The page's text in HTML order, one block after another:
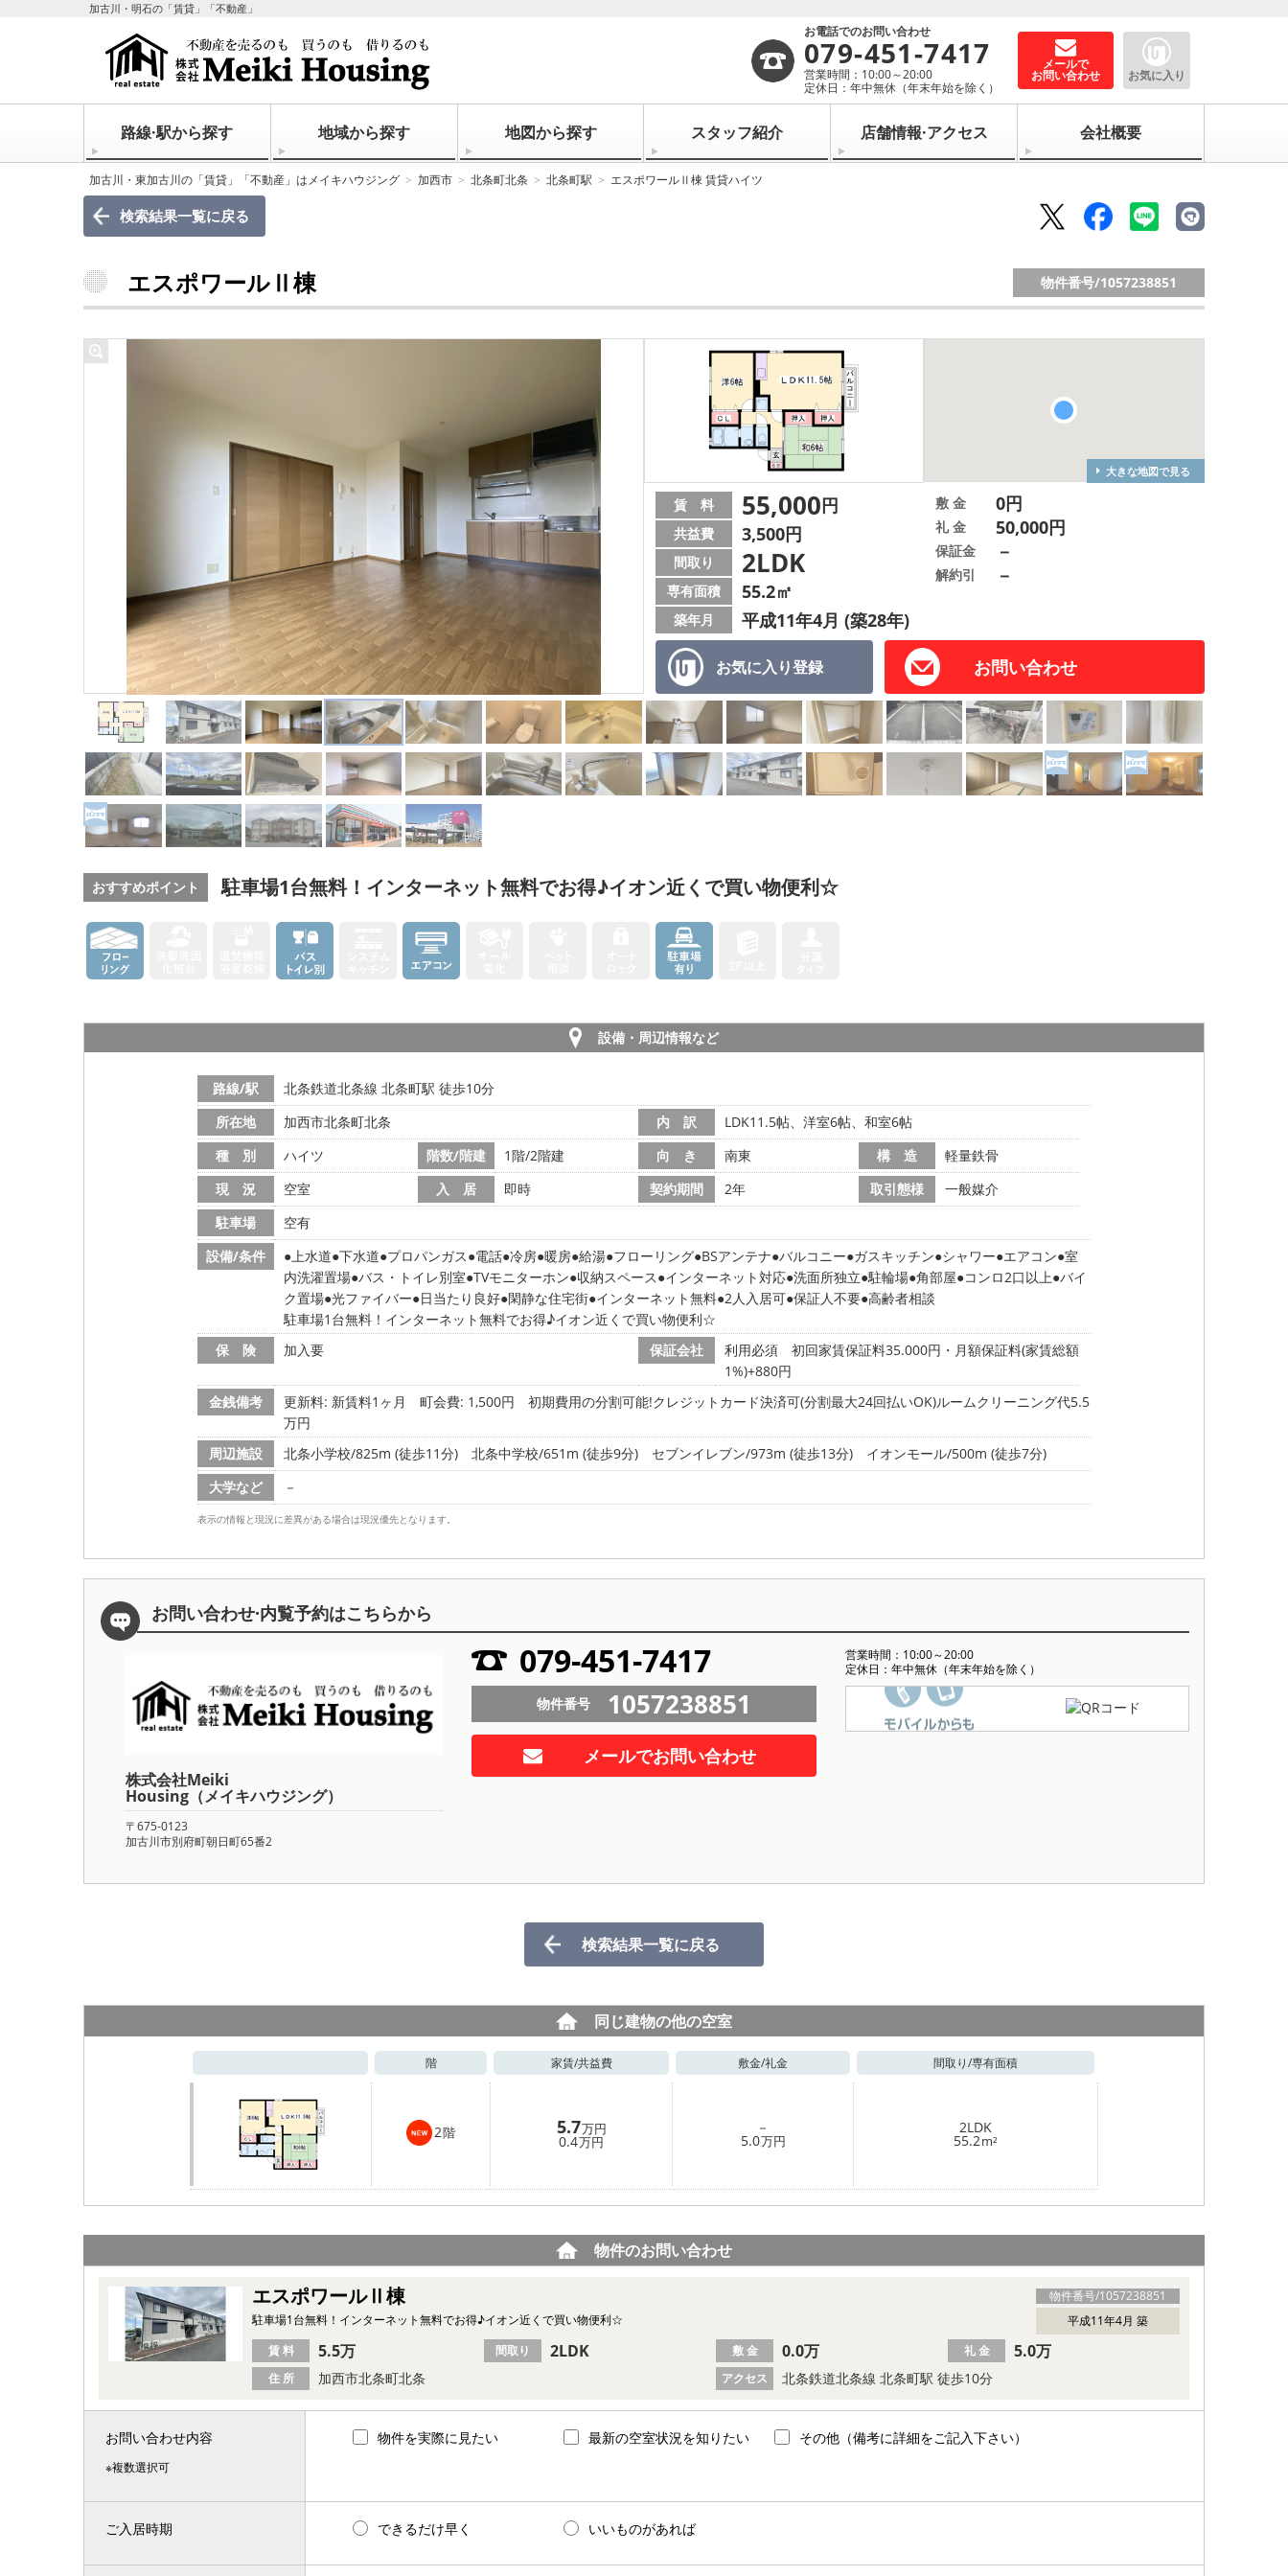
加古川・明石の「賃貸」「不動産」
お電話でのお問い合わせ
079-451-7417
営業時間：10:00～20:00
定休日：年中無休（年末年始を除く）
メールで
お問い合わせ お気に入り
路線·駅から探す 地域から探す 地図から探す スタッフ紹介 店舗情報·アクセス 会社概要
加古川・東加古川の「賃貸」「不動産」はメイキハウジング 加西市 北条町北条 北条町駅 エスポワールⅡ棟 賃貸ハイツ
検索結果一覧に戻る
エスポワールⅡ棟 物件番号/1057238851
大きな地図で見る
お気に入り登録 お問い合わせ
賃 料 55,000円
共益費 3,500円
間取り 2LDK
専有面積 55.2㎡
築年月 平成11年4月 (築28年)
敷 金 0円
礼 金 50,000円
保証金 －
解約引 －
おすすめポイント 駐車場1台無料！インターネット無料でお得♪イオン近くで買い物便利☆
設備・周辺情報など
路線/駅
北条鉄道北条線 北条町駅 徒歩10分
所在地
加西市北条町北条 内 訳
LDK11.5帖、洋室6帖、和室6帖
種 別
ハイツ 階数/階建 1階/2階建 向 き 南東 構 造
軽量鉄骨
現 況
空室 入 居 即時 契約期間 2年 取引態様
一般媒介
駐車場
空有
設備/条件
上水道 下水道 プロパンガス 電話 冷房 暖房 給湯 フローリング BSアンテナ バルコニー ガスキッチン シャワー エアコン 室
内洗濯置場 バス・トイレ別室 TVモニターホン 収納スペース インターネット対応 洗面所独立 駐輪場 角部屋 コンロ2口以上 バイ
ク置場 光ファイバー 日当たり良好 閑静な住宅街 インターネット無料 2人入居可 保証人不要 高齢者相談
駐車場1台無料！インターネット無料でお得♪イオン近くで買い物便利☆
保 険
加入要 保証会社
利用必須 初回家賃保証料35.000円・月額保証料(家賃総額
1%)+880円
金銭備考
更新料: 新賃料1ヶ月 町会費: 1,500円
初期費用の分割可能!クレジットカード決済可(分割最大24回払いOK)ルームクリーニング代5.5
万円
周辺施設
北条小学校/825m (徒歩11分) 北条中学校/651m (徒歩9分) セブンイレブン/973m (徒歩13分)
イオンモール/500m (徒歩7分)
大学など
－
表示の情報と現況に差異がある場合は現況優先となります。
お問い合わせ·内覧予約はこちらから
株式会社Meiki
Housing（メイキハウジング）
〒675-0123
加古川市別府町朝日町65番2
079-451-7417
営業時間：10:00～20:00
定休日：年中無休（年末年始を除く）
物件番号 1057238851
メールでお問い合わせ
検索結果一覧に戻る
同じ建物の他の空室
階 家賃/共益費 敷金/礼金 間取り/専有面積
2階 5.7万円
0.4万円
－
5.0万円
2LDK
55.2m²
物件のお問い合わせ
物件番号/1057238851
エスポワールⅡ棟
平成11年4月 築
駐車場1台無料！インターネット無料でお得♪イオン近くで買い物便利☆
住 所 加西市北条町北条 アクセス 北条鉄道北条線 北条町駅 徒歩10分
賃 料 5.5万 間取り 2LDK 敷 金 0.0万 礼 金 5.0万
お問い合わせ内容
※複数選択可
物件を実際に見たい 最新の空室状況を知りたい その他（備考に詳細をご記入下さい）
ご入居時期 できるだけ早く いいものがあれば